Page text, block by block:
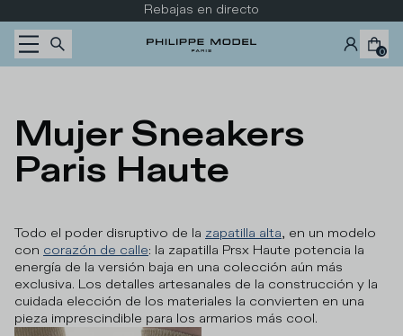
Rebajas en directo
0
Mujer Sneakers
Paris Haute
Todo el poder disruptivo de la zapatilla alta, en un modelo
con corazón de calle: la zapatilla Prsx Haute potencia la
energía de la versión baja en una colección aún más
exclusiva. Los detalles artesanales de la construcción y la
cuidada elección de los materiales la convierten en una
pieza imprescindible para los armarios más cool.